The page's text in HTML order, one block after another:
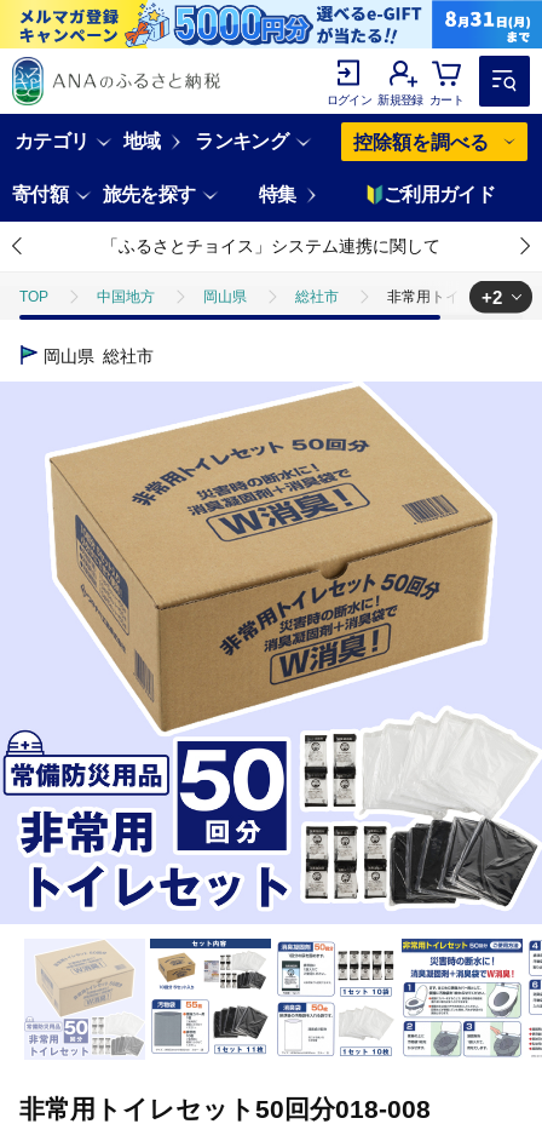
ログイン 新規登録 カート
カテゴリ 地域 ランキング 控除額を調べる
寄付額 旅先を探す 特集 ご利用ガイド
「ふるさとチョイス」システム連携に関して
TOP 中国地方 岡山県 総社市 非常用トイレセット50
TOP
ほかの雑貨・日用品
+2
岡山県 総社市
非常用トイレセット50回分018-008